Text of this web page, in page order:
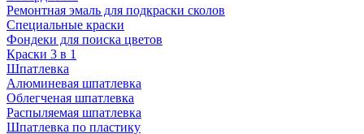
Ремонтная эмаль для подкраски сколов
Специальные краски
Фондеки для поиска цветов
Краски 3 в 1
Шпатлевка
Алюминевая шпатлевка
Облегченая шпатлевка
Распыляемая шпатлевка
Шпатлевка по пластику